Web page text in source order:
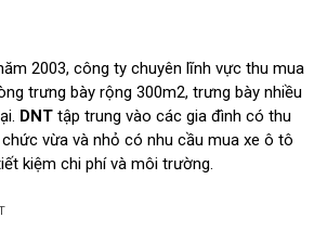
2003, công ty chuyên lĩnh vực thu mua
trưng bày rộng 300m2, trưng bày nhiều
DNT tập trung vào các gia đình có thu
vừa và nhỏ có nhu cầu mua xe ô tô
kiệm chi phí và môi trường.